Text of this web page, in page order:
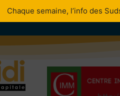
Chaque semaine, l’info des